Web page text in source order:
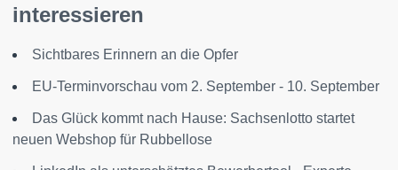
interessieren
Sichtbares Erinnern an die Opfer
EU-Terminvorschau vom 2. September - 10. September
Das Glück kommt nach Hause: Sachsenlotto startet
neuen Webshop für Rubbellose